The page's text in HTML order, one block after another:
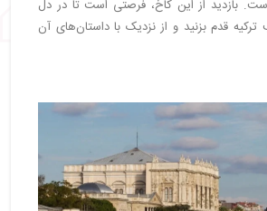
بازدید از این کاخ، فرصتی است تا در دل
ترکیه قدم بزنید و از نزدیک با داستان‌های آن